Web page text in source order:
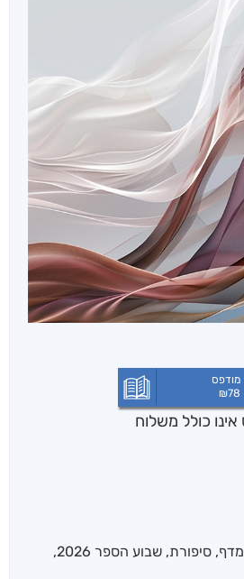
מודפס
₪78
כולל משלוח
, סיפורת, שבוע הספר 2026
,